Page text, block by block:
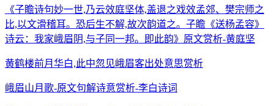
《子瞻诗句妙一世,乃云效庭坚体,盖退之戏效孟郊、樊宗师之
比,以文滑稽耳。恐后生不解,故次韵道之。子瞻《送杨孟容》
诗云：我家峨眉阴,与子同一邦。即此韵》原文赏析-黄庭坚
黄鹤楼前月华白,此中忽见峨眉客出处意思赏析
峨眉山月歌-原文句解诗意赏析-李白诗词